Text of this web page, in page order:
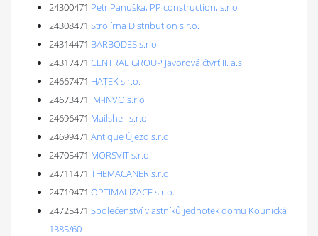
24300471 Petr Panuška, PP construction, s.r.o.
24308471 Strojírna Distribution s.r.o.
24314471 BARBODES s.r.o.
24317471 CENTRAL GROUP Javorová čtvrť II. a.s.
24667471 HATEK s.r.o.
24673471 JM-INVO s.r.o.
24696471 Mailshell s.r.o.
24699471 Antique Újezd s.r.o.
24705471 MORSVIT s.r.o.
24711471 THEMACANER s.r.o.
24719471 OPTIMALIZACE s.r.o.
24725471 Společenství vlastníků jednotek domu Kounická
1385/60